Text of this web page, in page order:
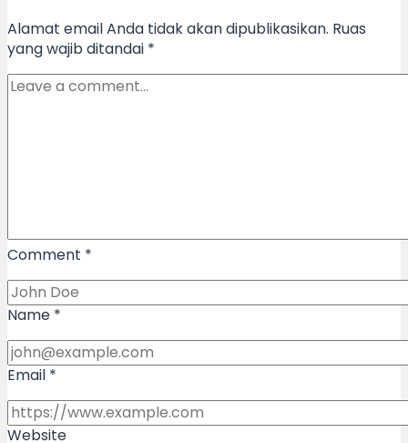
Alamat email Anda tidak akan dipublikasikan. Ruas
yang wajib ditandai *
Comment *
Name *
Email *
Website